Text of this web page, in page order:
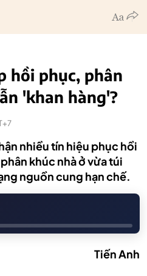
hồi phục, phân
'khan hàng'?
nhiều tín hiệu phục hồi
khúc nhà ở vừa túi
nguồn cung hạn chế.
Tiến Anh